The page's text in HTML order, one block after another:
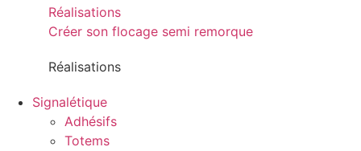
Réalisations
Créer son flocage semi remorque
Réalisations
Signalétique
Adhésifs
Totems